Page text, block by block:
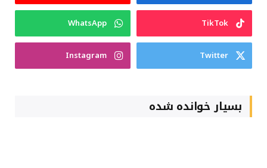
TikTok
WhatsApp
Twitter
Instagram
بسیار خوانده شده